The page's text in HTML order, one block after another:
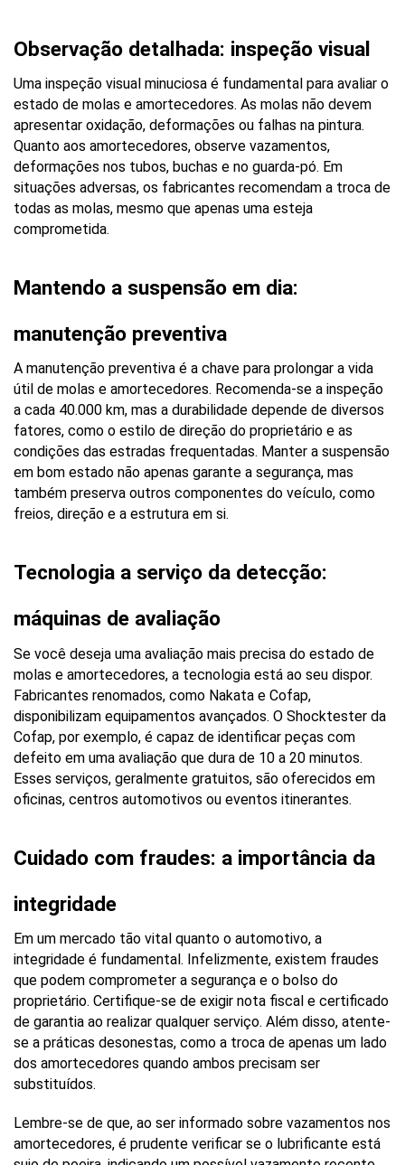
Observação detalhada: inspeção visual
Uma inspeção visual minuciosa é fundamental para avaliar o
estado de molas e amortecedores. As molas não devem
apresentar oxidação, deformações ou falhas na pintura.
Quanto aos amortecedores, observe vazamentos,
deformações nos tubos, buchas e no guarda-pó. Em
situações adversas, os fabricantes recomendam a troca de
todas as molas, mesmo que apenas uma esteja
comprometida.
Mantendo a suspensão em dia:
manutenção preventiva
A manutenção preventiva é a chave para prolongar a vida
útil de molas e amortecedores. Recomenda-se a inspeção
a cada 40.000 km, mas a durabilidade depende de diversos
fatores, como o estilo de direção do proprietário e as
condições das estradas frequentadas. Manter a suspensão
em bom estado não apenas garante a segurança, mas
também preserva outros componentes do veículo, como
freios, direção e a estrutura em si.
Tecnologia a serviço da detecção:
máquinas de avaliação
Se você deseja uma avaliação mais precisa do estado de
molas e amortecedores, a tecnologia está ao seu dispor.
Fabricantes renomados, como Nakata e Cofap,
disponibilizam equipamentos avançados. O Shocktester da
Cofap, por exemplo, é capaz de identificar peças com
defeito em uma avaliação que dura de 10 a 20 minutos.
Esses serviços, geralmente gratuitos, são oferecidos em
oficinas, centros automotivos ou eventos itinerantes.
Cuidado com fraudes: a importância da
integridade
Em um mercado tão vital quanto o automotivo, a
integridade é fundamental. Infelizmente, existem fraudes
que podem comprometer a segurança e o bolso do
proprietário. Certifique-se de exigir nota fiscal e certificado
de garantia ao realizar qualquer serviço. Além disso, atente-
se a práticas desonestas, como a troca de apenas um lado
dos amortecedores quando ambos precisam ser
substituídos.
Lembre-se de que, ao ser informado sobre vazamentos nos
amortecedores, é prudente verificar se o lubrificante está